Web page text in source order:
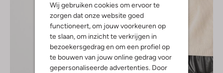
Wij gebruiken cookies om ervoor te
zorgen dat onze website goed
functioneert, om jouw voorkeuren op
te slaan, om inzicht te verkrijgen in
bezoekersgedrag en om een profiel op
te bouwen van jouw online gedrag voor
gepersonaliseerde advertenties. Door